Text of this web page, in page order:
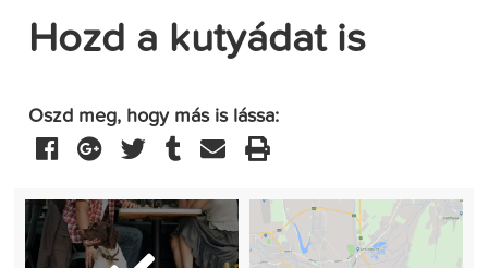
Hozd a kutyádat is
Oszd meg, hogy más is lássa: